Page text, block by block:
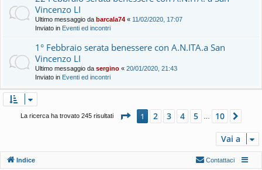
Vincenzo LI
Ultimo messaggio da barcala74 « 11/02/2020, 17:07
Inviato in Eventi ed incontri
1° Febbraio serata benessere con A.N.ITA.a San
Vincenzo LI
Ultimo messaggio da sergino « 20/01/2020, 21:43
Inviato in Eventi ed incontri
La ricerca ha trovato 245 risultati Pagina di 10
1 2 3 4 5 10
Vai a
Indice Contattaci